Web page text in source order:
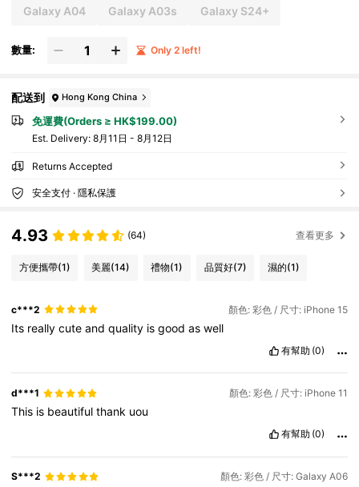
Galaxy A04 Galaxy A03s Galaxy S24+
數量: Only 2 left!
配送到 Hong Kong China
免運費(Orders ≥ HK$199.00)
​Est. Delivery: 8月11日 - 8月12日
Returns Accepted
安全支付 · 隱私保護
4.93 (64) 查看更多
方便攜帶(1) 美麗(14) 禮物(1) 品質好(7) 濕的(1)
c***2 顏色: 彩色 / 尺寸: iPhone 15
Its reallycuteandquality isgoodaswell
有幫助 (0)
d***1 顏色: 彩色 / 尺寸: iPhone 11
This is beautifulthank uou
有幫助 (0)
S***2 顏色: 彩色 / 尺寸: Galaxy A06